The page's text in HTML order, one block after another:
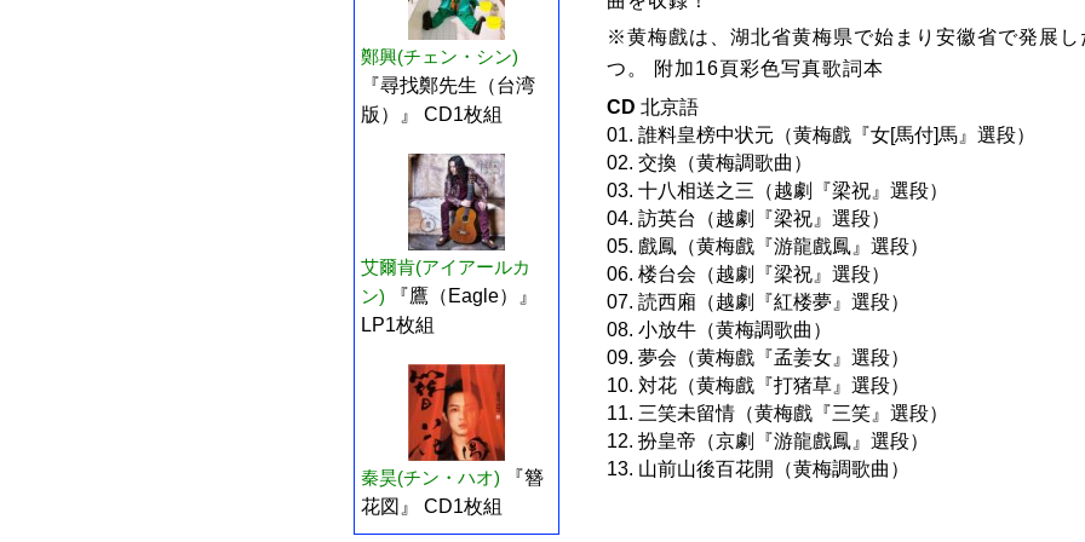
鄭興(チェン・シン)
『尋找鄭先生（台湾
版）』 CD1枚組
艾爾肯(アイアールカ
ン)
『鷹（Eagle）』
LP1枚組
秦昊(チン・ハオ)
『簪
花図』 CD1枚組
※黄梅戲は、湖北省黄梅県で始まり安徽省で発展し
つ。 附加16頁彩色写真歌詞本
CD 北京語
01. 誰料皇榜中状元（黄梅戲『女[馬付]馬』選段）
02. 交換（黄梅調歌曲）
03. 十八相送之三（越劇『梁祝』選段）
04. 訪英台（越劇『梁祝』選段）
05. 戲鳳（黄梅戲『游龍戲鳳』選段）
06. 楼台会（越劇『梁祝』選段）
07. 読西廂（越劇『紅楼夢』選段）
08. 小放牛（黄梅調歌曲）
09. 夢会（黄梅戲『孟姜女』選段）
10. 対花（黄梅戲『打猪草』選段）
11. 三笑未留情（黄梅戲『三笑』選段）
12. 扮皇帝（京劇『游龍戲鳳』選段）
13. 山前山後百花開（黄梅調歌曲）